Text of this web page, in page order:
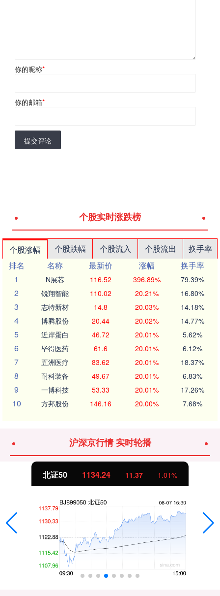
你的昵称*
你的邮箱*
提交评论
个股实时涨跌榜
个股涨幅 个股跌幅 个股流入 个股流出
换手率
排名
名称 最新价 涨幅
换手率
1
N展芯 116.52 396.89% 79.39%
2 锐翔智能 110.02 20.21% 16.80%
3 志特新材 14.8 20.03% 14.18%
4 博腾股份 20.44 20.02% 14.77%
5 近岸蛋白 46.72 20.01% 5.62%
6 毕得医药 61.6 20.01% 6.12%
7 五洲医疗 83.62 20.01% 18.37%
8 耐科装备 49.67 20.01% 6.83%
9 一博科技 53.33 20.01% 17.26%
10 方邦股份 146.16 20.00% 7.68%
沪深京行情 实时轮播
北证50 1134.24 11.37 1.01%